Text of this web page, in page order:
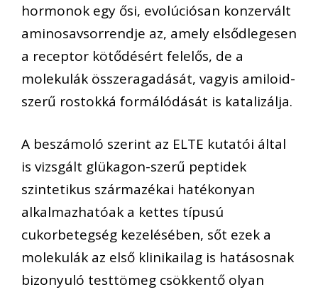
hormonok egy ősi, evolúciósan konzervált
aminosavsorrendje az, amely elsődlegesen
a receptor kötődésért felelős, de a
molekulák összeragadását, vagyis amiloid-
szerű rostokká formálódását is katalizálja.
A beszámoló szerint az ELTE kutatói által
is vizsgált glükagon-szerű peptidek
szintetikus származékai hatékonyan
alkalmazhatóak a kettes típusú
cukorbetegség kezelésében, sőt ezek a
molekulák az első klinikailag is hatásosnak
bizonyuló testtömeg csökkentő olyan